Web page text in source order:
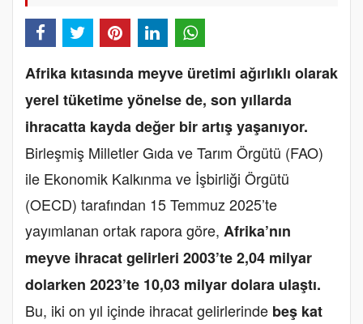
Afrika kıtasında meyve üretimi ağırlıklı olarak
yerel tüketime yönelse de, son yıllarda
ihracatta kayda değer bir artış yaşanıyor.
Birleşmiş Milletler Gıda ve Tarım Örgütü (FAO)
ile Ekonomik Kalkınma ve İşbirliği Örgütü
(OECD) tarafından 15 Temmuz 2025’te
yayımlanan ortak rapora göre, Afrika’nın
meyve ihracat gelirleri 2003’te 2,04 milyar
dolarken 2023’te 10,03 milyar dolara ulaştı.
Bu, iki on yıl içinde ihracat gelirlerinde beş kat